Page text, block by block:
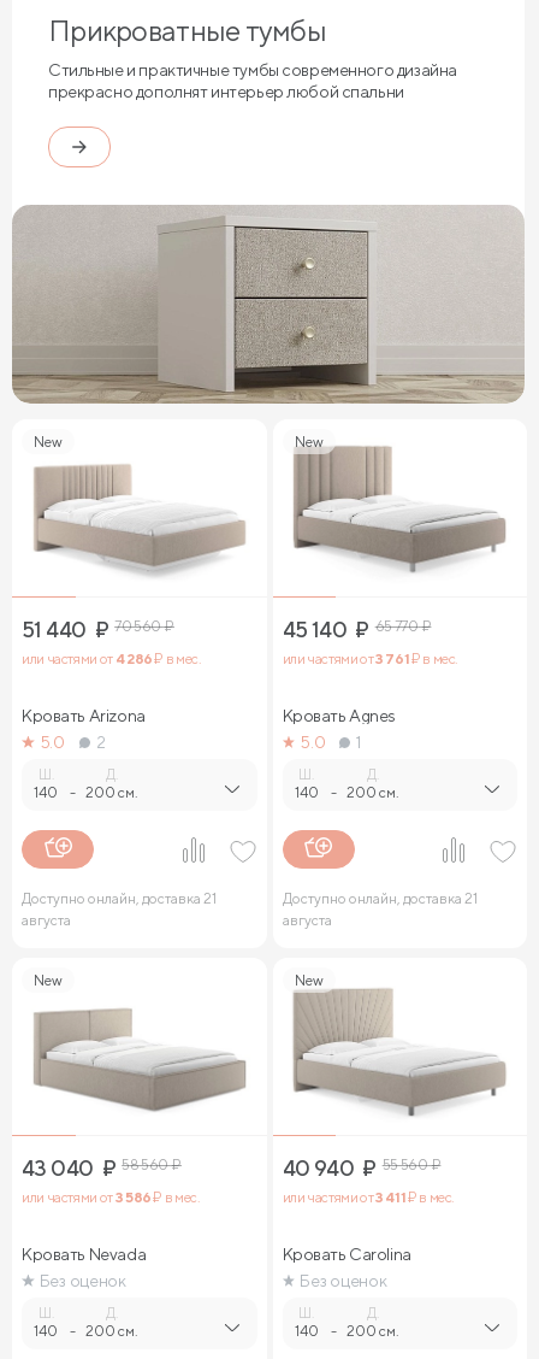
Прикроватные тумбы
Стильные и практичные тумбы современного дизайна
прекрасно дополнят интерьер любой спальни
New
51 440 ₽ 70 560₽
или частями от 4 286₽ в мес.
Кровать Arizona
5.0
2
140 -
Д.
200 см.
Доступно онлайн, доставка 21
августа
New
45 140 ₽ 65 770₽
или частями от3 761₽ в мес.
Кровать Agnes
5.0
1
140 -
Д.
200 см.
Доступно онлайн, доставка 21
августа
New
43 040 ₽ 58 560₽
или частями от3 586₽ в мес.
Кровать Nevada
Без оценок
140 -
Д.
200 см.
New
40 940 ₽ 55 560₽
или частями от3 411₽ в мес.
Кровать Carolina
Без оценок
140 -
Д.
200 см.